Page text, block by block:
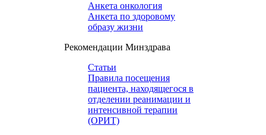
Анкета онкология
Анкета по здоровому
образу жизни
Рекомендации Минздрава
Статьи
Правила посещения
пациента, находящегося в
отделении реанимации и
интенсивной терапии
(ОРИТ)